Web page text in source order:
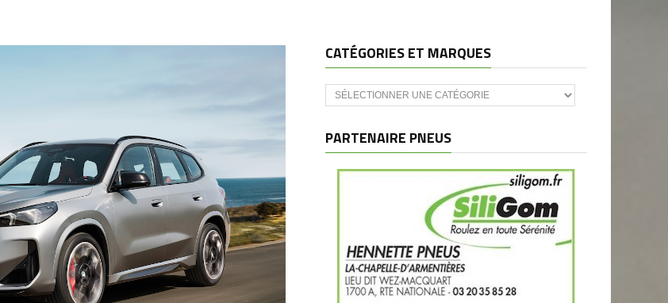
CATÉGORIES ET MARQUES
Catégories
et
PARTENAIRE PNEUS